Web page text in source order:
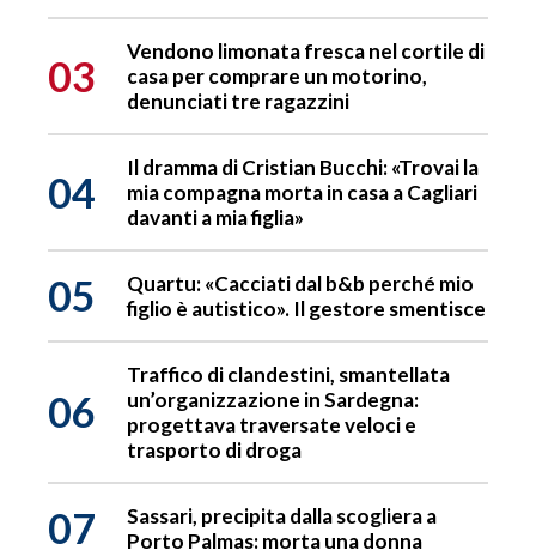
03
Vendono limonata fresca nel cortile di
casa per comprare un motorino,
denunciati tre ragazzini
04
Il dramma di Cristian Bucchi: «Trovai la
mia compagna morta in casa a Cagliari
davanti a mia figlia»
05
Quartu: «Cacciati dal b&b perché mio
figlio è autistico». Il gestore smentisce
06
Traffico di clandestini, smantellata
un’organizzazione in Sardegna:
progettava traversate veloci e
trasporto di droga
07
Sassari, precipita dalla scogliera a
Porto Palmas: morta una donna